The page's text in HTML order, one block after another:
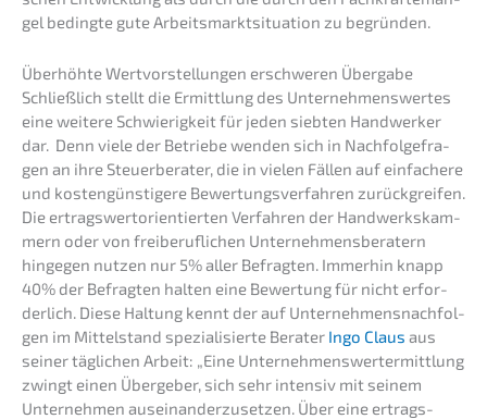
gel beding­te gute Arbeits­markt­si­tua­ti­on zu begründen.
Überhöh­te Wertvor­stel­lun­gen erschwe­ren Übergabe
Schließ­lich stellt die Ermitt­lung des Unter­neh­mens­wer­tes
eine weite­re Schwie­rig­keit für jeden siebten Handwer­ker
dar. Denn viele der Betrie­be wenden sich in Nachfol­ge­fra­
gen an ihre Steuer­be­ra­ter, die in vielen Fällen auf einfa­che­re
und kosten­güns­ti­ge­re Bewer­tungs­ver­fah­ren zurück­grei­fen.
Die ertrags­wert­ori­en­tier­ten Verfah­ren der Handwerks­kam­
mern oder von freibe­ruf­li­chen Unter­neh­mens­be­ra­tern
hinge­gen nutzen nur 5% aller Befrag­ten. Immer­hin knapp
40% der Befrag­ten halten eine Bewer­tung für nicht erfor­
der­lich. Diese Haltung kennt der auf Unter­neh­mens­nach­fol­
gen im Mittel­stand spezia­li­sier­te Berater Ingo Claus aus
seiner tägli­chen Arbeit: „Eine Unter­neh­mens­wert­ermitt­lung
zwingt einen Überge­ber, sich sehr inten­siv mit seinem
Unter­neh­men ausein­an­der­zu­set­zen. Über eine ertrags­